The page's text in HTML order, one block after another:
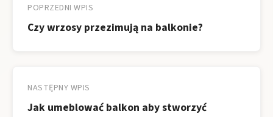
wpisu
POPRZEDNI WPIS
Czy wrzosy przezimują na balkonie?
NASTĘPNY WPIS
Jak umeblować balkon aby stworzyć